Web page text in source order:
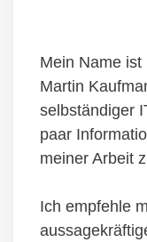
Mein Name ist
Martin
selbständiger
paar
meiner Arbeit
Ich empfehle